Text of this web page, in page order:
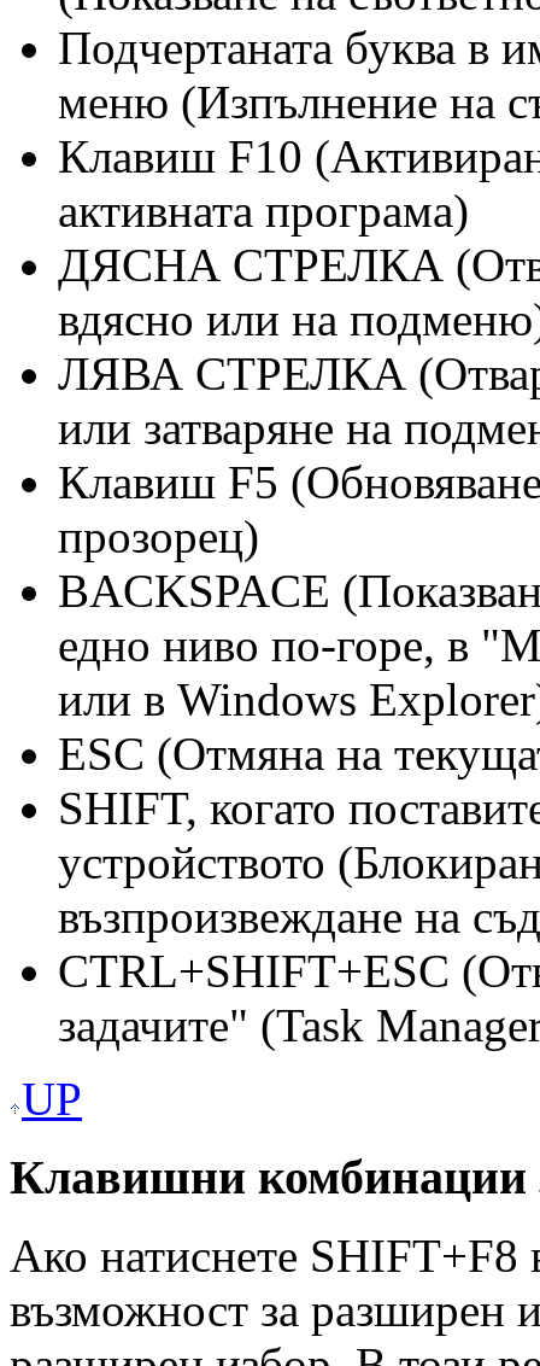
Подчертаната буква в
меню (Изпълнение на
Клавиш F10
активната програма)
ДЯСНА СТРЕЛКА
вдясно или на
ЛЯВА СТРЕЛКА
или затваряне на
Клавиш F5
прозорец)
BACKSPACE
едно ниво по-горе, в
или в Windows
ESC (Отмяна на
SHIFT, когато
устройството
възпроизвеждане на
CTRL+SHIFT+ESC
задачите" (Task
UP
Клавишни комбинации
Ако натиснете SHIFT+F8
възможност за разширен